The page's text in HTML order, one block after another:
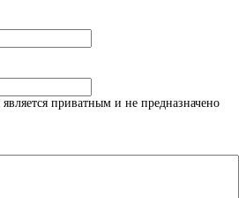
приватным и не предназначено